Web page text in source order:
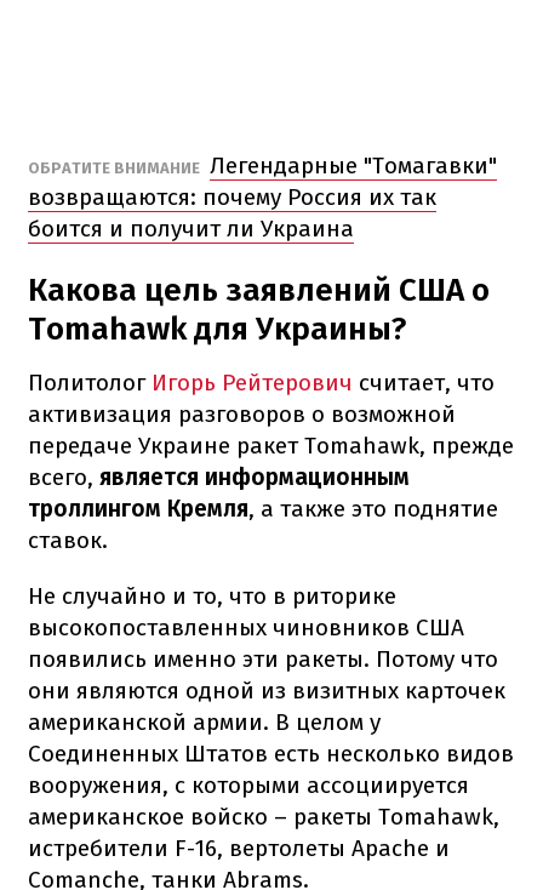
ОБРАТИТЕ ВНИМАНИЕ Легендарные "Томагавки"
возвращаются: почему Россия их так
боится и получит ли Украина
Какова цель заявлений США о
Tomahawk для Украины?
Политолог Игорь Рейтерович считает, что
активизация разговоров о возможной
передаче Украине ракет Tomahawk, прежде
всего, является информационным
троллингом Кремля, а также это поднятие
ставок.
Не случайно и то, что в риторике
высокопоставленных чиновников США
появились именно эти ракеты. Потому что
они являются одной из визитных карточек
американской армии. В целом у
Соединенных Штатов есть несколько видов
вооружения, с которыми ассоциируется
американское войско – ракеты Tomahawk,
истребители F-16, вертолеты Apache и
Comanche, танки Abrams.